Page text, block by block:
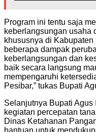
Program ini tentu saja
keberlangsungan usaha
khususnya di
beberapa dampak
keberlangsungan dan
baik secara langsung
mempengaruhi
Pesibar,” tukas Bupati
Selanjutnya Bupati
kegiatan percepatan
Dinas Ketahanan
bantuan untuk